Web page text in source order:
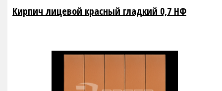
Кирпич лицевой красный гладкий 0,7 НФ